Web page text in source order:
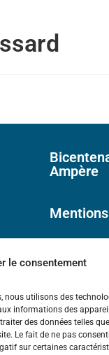
le consentement
nous utilisons des
informations des
des données telles
Le fait de ne pas
sur certaines
Ampère